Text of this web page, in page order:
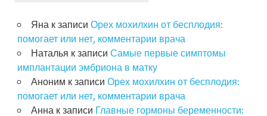
Яна к записи Орех мохилхин от бесплодия:
помогает или нет, комментарии врача
Наталья к записи Самые первые симптомы
имплантации эмбриона в матку
Аноним к записи Орех мохилхин от бесплодия:
помогает или нет, комментарии врача
Анна к записи Главные гормоны беременности: